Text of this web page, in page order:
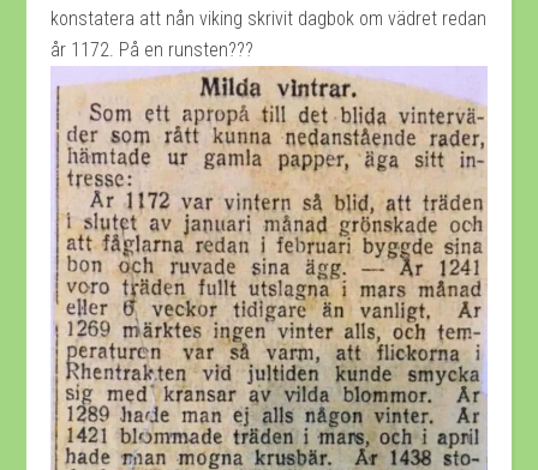
konstatera att nån viking skrivit dagbok om vädret redan
år 1172. På en runsten???